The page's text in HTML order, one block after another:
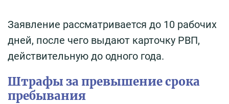
Заявление рассматривается до 10 рабочих
дней, после чего выдают карточку РВП,
действительную до одного года.
Штрафы за превышение срока
пребывания